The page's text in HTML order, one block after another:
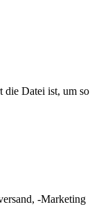
die Datei ist, um so
-Marketing